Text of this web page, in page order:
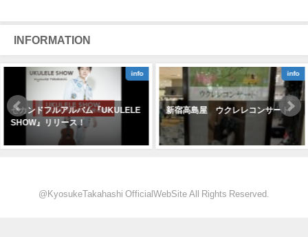
INFORMATION
info
セカンドフルアルバム『UKULELE
SHOW』リリース！
info
新宿高島屋 ウクレレコンサート
@KyosukeTakahashi OfficialWebSite All Rights Reserved.